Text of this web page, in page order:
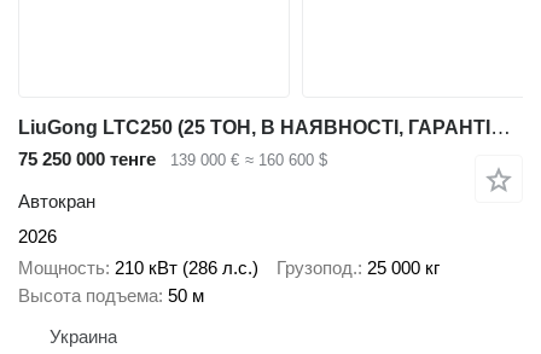
LiuGong LTC250 (25 ТОН, В НАЯВНОСТІ, ГАРАНТІЯ, ОБСЛУГОВУВАННЯ) ДИЛЕР
75 250 000 тенге 139 000 € ≈ 160 600 $
Автокран
2026
Мощность 210 кВт (286 л.с.) Грузопод. 25 000 кг
Высота подъема 50 м
Украина